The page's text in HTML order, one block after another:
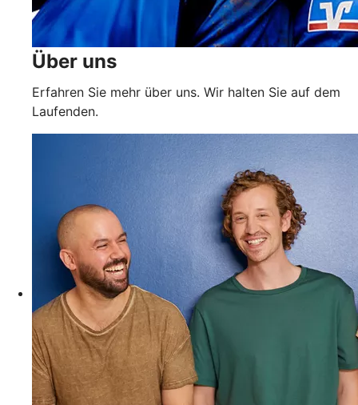
Über uns
Erfahren Sie mehr über uns. Wir halten Sie auf dem
Laufenden.